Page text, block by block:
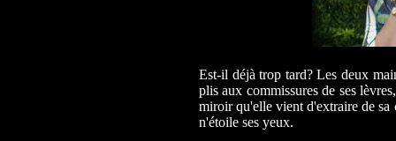
Est-il déjà trop tard? Les deux
plis aux commissures de ses
miroir qu'elle vient d'extraire de sa
n'étoile ses yeux.